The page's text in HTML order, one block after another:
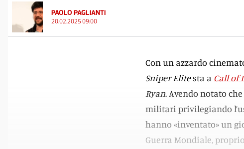
PAOLO PAGLIANTI
20.02.2025 09:00
Con un azzardo
Sniper Elitesta a Call of
Ryan. Avendo notato
militari privilegiando
hanno «inventato» un
Guerra Mondiale,